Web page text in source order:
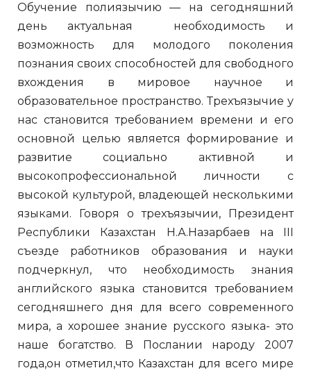
Обучение полиязычию — на сегодняшний
день актуальная необходимость и
возможность для молодого поколения
познания своих способностей для свободного
вхождения в мировое научное и
образовательное пространство. Трехъязычие у
нас становится требованием времени и его
основной целью является формирование и
развитие социально активной и
высокопрофессиональной личности с
высокой культурой, владеющей несколькими
языками. Говоря о трехъязычии, Президент
Республики Казахстан Н.А.Назарбаев на III
съезде работников образования и науки
подчеркнул, что необходимость знания
английского языка становится требованием
сегодняшнего дня для всего современного
мира, а хорошее знание русского языка- это
наше богатство. В Послании народу 2007
года,он отметил,что Казахстан для всего мире